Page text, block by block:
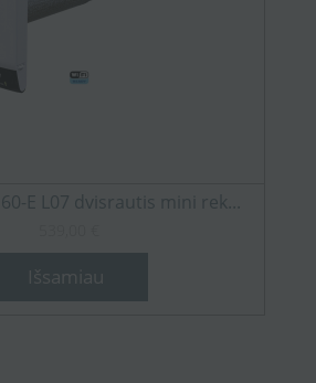
E L07 dvisrautis mini rek...
Išsamiau